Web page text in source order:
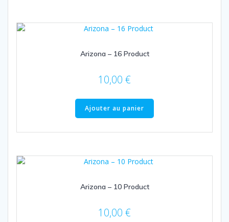
Arizona – 16 Product
10,00 €
Ajouter au panier
Arizona – 10 Product
10,00 €